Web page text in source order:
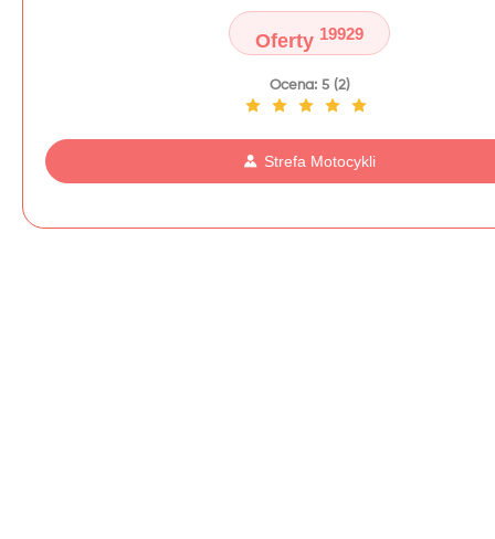
Oferty 19929
Ocena: 5 (2)
Strefa Motocykli